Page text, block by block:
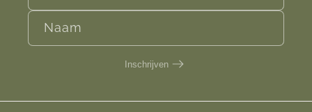
Naam
Inschrijven